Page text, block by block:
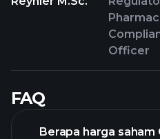
Officer
FAQ
Berapa harga saham